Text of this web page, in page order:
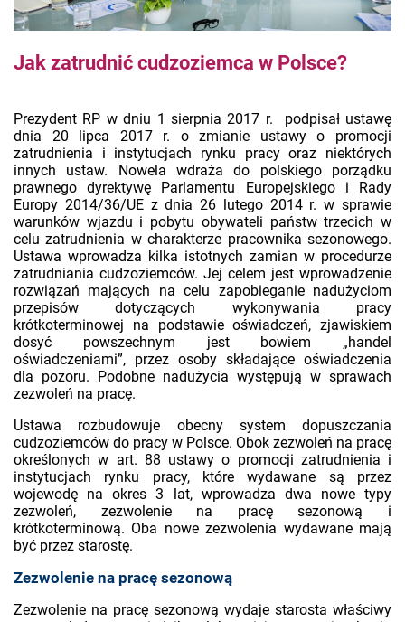
Jak zatrudnić cudzoziemca w Polsce?
Prezydent RP w dniu 1 sierpnia 2017 r. podpisał ustawę
dnia 20 lipca 2017 r. o zmianie ustawy o promocji
zatrudnienia i instytucjach rynku pracy oraz niektórych
innych ustaw. Nowela wdraża do polskiego porządku
prawnego dyrektywę Parlamentu Europejskiego i Rady
Europy 2014/36/UE z dnia 26 lutego 2014 r. w sprawie
warunków wjazdu i pobytu obywateli państw trzecich w
celu zatrudnienia w charakterze pracownika sezonowego.
Ustawa wprowadza kilka istotnych zamian w procedurze
zatrudniania cudzoziemców. Jej celem jest wprowadzenie
rozwiązań mających na celu zapobieganie nadużyciom
przepisów dotyczących wykonywania pracy
krótkoterminowej na podstawie oświadczeń, zjawiskiem
dosyć powszechnym jest bowiem „handel
oświadczeniami”, przez osoby składające oświadczenia
dla pozoru. Podobne nadużycia występują w sprawach
zezwoleń na pracę.
Ustawa rozbudowuje obecny system dopuszczania
cudzoziemców do pracy w Polsce. Obok zezwoleń na pracę
określonych w art. 88 ustawy o promocji zatrudnienia i
instytucjach rynku pracy, które wydawane są przez
wojewodę na okres 3 lat, wprowadza dwa nowe typy
zezwoleń, zezwolenie na pracę sezonową i
krótkoterminową. Oba nowe zezwolenia wydawane mają
być przez starostę.
Zezwolenie na pracę sezonową
Zezwolenie na pracę sezonową wydaje starosta właściwy